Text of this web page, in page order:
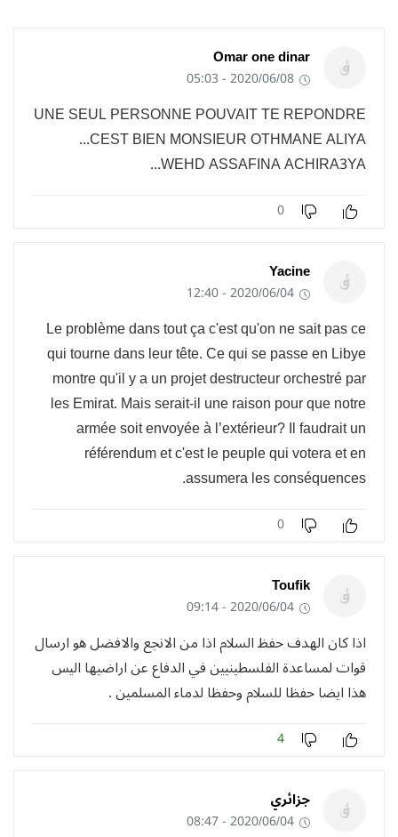
Omar one dinar
2020/06/08 - 05:03
UNE SEUL PERSONNE POUVAIT TE REPONDRE
...CEST BIEN MONSIEUR OTHMANE ALIYA
WEHD ASSAFINA ACHIRA3YA...
0
Yacine
2020/06/04 - 12:40
Le problème dans tout ça c'est qu'on ne sait pas ce
qui tourne dans leur tête. Ce qui se passe en Libye
montre qu'il y a un projet destructeur orchestré par
les Emirat. Mais serait-il une raison pour que notre
armée soit envoyée à l’extérieur? Il faudrait un
référendum et c'est le peuple qui votera et en
assumera les conséquences.
0
Toufik
2020/06/04 - 09:14
اذا كان الهدف حفظ السلام اذا من الانجع والافضل هو ارسال
قوات لمساعدة الفلسطينيين في الدفاع عن اراضيها اليس
هذا ايضا حفظا للسلام وحفظا لدماء المسلمين .
4
جزائري
2020/06/04 - 08:47